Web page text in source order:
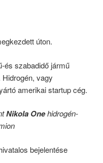
úton.
és szabadidő jármű
Hidrogén, vagy
amerikai startup cég.
Nikola Onehidrogén-
bejelentése